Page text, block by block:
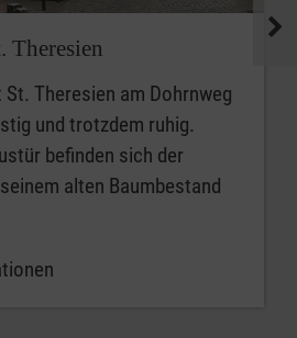
Theresien
Theresien am Dohrnweg
und trotzdem ruhig.
befinden sich der
alten Baumbestand